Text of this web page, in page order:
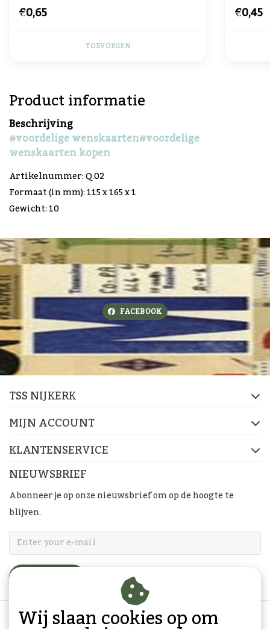
€0,65
TOEVOEGEN
€0,45
Product informatie
Beschrijving
#voordelige wenskaarten#voordelige
wenskaarten kopen
Artikelnummer: Q.02
Formaat (in mm): 115 x 165 x 1
Gewicht: 10
FACEBOOK
TSS NIJKERK
MIJN ACCOUNT
KLANTENSERVICE
NIEUWSBRIEF
Abonneer je op onze nieuwsbrief om op de hoogte te
blijven.
Wij slaan cookies op om